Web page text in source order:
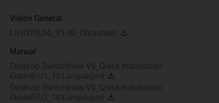
Visión General
LS1005(UN)_V1.40_Datasheet
Manual
Desktop Switch(New VI)_Quick Installation
Guide(EU1_12 Languages)
Desktop Switch(New VI)_Quick Installation
Guide(EU2_18 Languages)